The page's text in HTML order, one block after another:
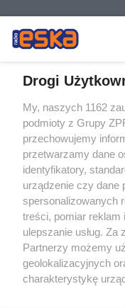
Żaden utwór
rozpowszechniany lub
tym także elektroniczny
eksploatacji w
Internecie bez pisemnej
wykorzystanie utworów w
tzn. bez właściwej zgody,
ścigane prawnie.
Drogi
My, naszych 1162
podmioty z Grupy
przechowujemy
przetwarzamy dane
identyfikatory,
urządzenie czy dane
spersonalizowanych
treści, pomiar reklam
ulepszanie usług.
Partnerzy możemy
geolokalizacyjnych
charakterystykę